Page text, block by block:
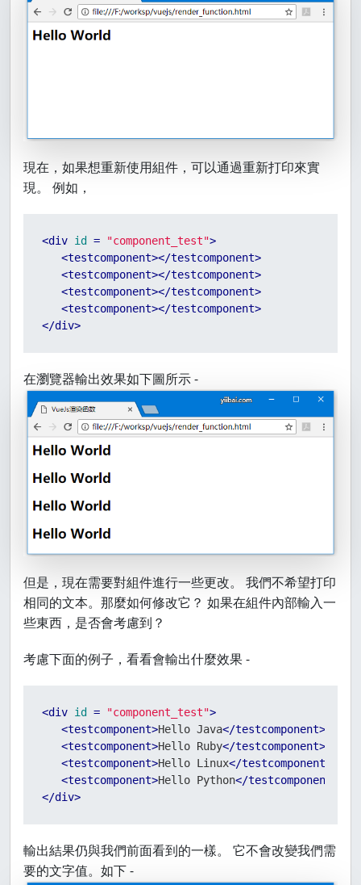
現在，如果想重新使用組件，可以通過重新打印來實
現。 例如，
<div id = "component_test">
<testcomponent></testcomponent>
<testcomponent></testcomponent>
<testcomponent></testcomponent>
<testcomponent></testcomponent>
</div>
在瀏覽器輸出效果如下圖所示 -
但是，現在需要對組件進行一些更改。 我們不希望打印
相同的文本。那麼如何修改它？ 如果在組件內部輸入一
些東西，是否會考慮到？
考慮下面的例子，看看會輸出什麼效果 -
<div id = "component_test">
<testcomponent>Hello Java</testcomponent>
<testcomponent>Hello Ruby</testcomponent>
<testcomponent>Hello Linux</testcomponent
<testcomponent>Hello Python</testcomponent
</div>
輸出結果仍與我們前面看到的一樣。 它不會改變我們需
要的文字值。如下 -